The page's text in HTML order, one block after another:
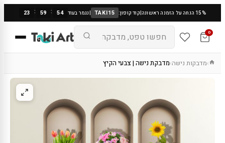
15% הנחה על הזמנה ראשונה |קוד קופון: TAKI15
|נגמר בעוד 23 : 59 : 53
0
›מדבקות נישה›מדבקת נישה | צבעי הקיץ